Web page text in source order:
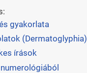
gyakorlata
(Dermatoglyphia)
írások